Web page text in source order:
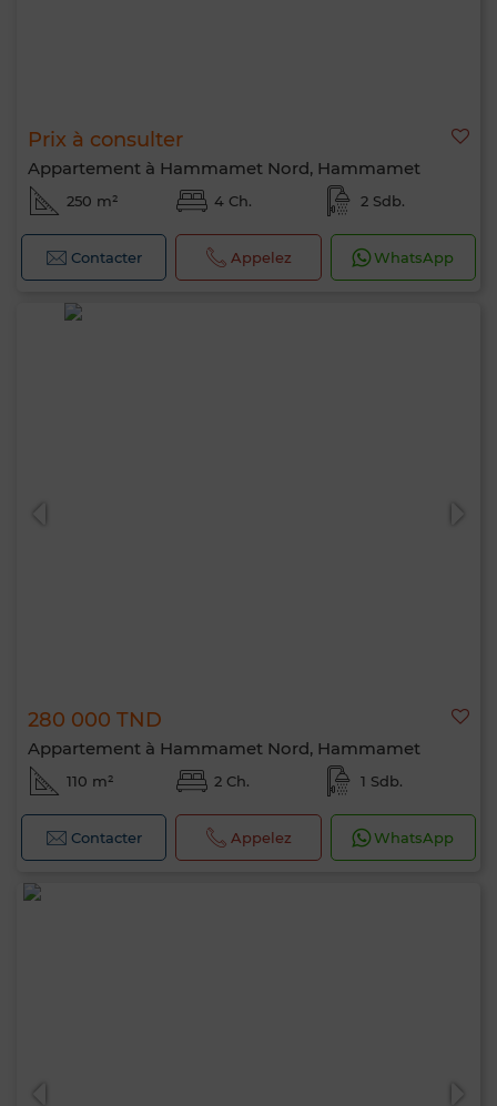
Prix à consulter
Appartement à Hammamet Nord, Hammamet
250 m² 4 Ch. 2 Sdb.
Contacter Appelez WhatsApp
280 000 TND
Appartement à Hammamet Nord, Hammamet
110 m² 2 Ch. 1 Sdb.
Contacter Appelez WhatsApp